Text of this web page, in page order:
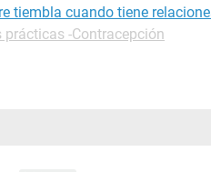
tiembla cuando tiene
prácticas -Contracepción